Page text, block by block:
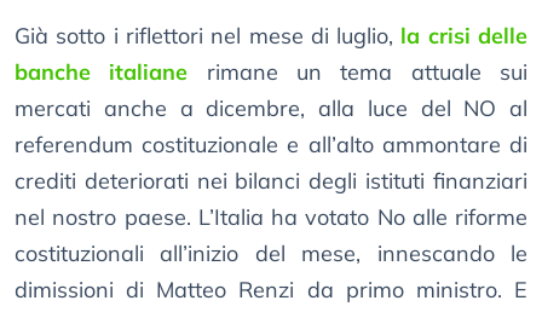
Già sotto i riflettori nel mese di luglio, la crisi delle
banche italiane rimane un tema attuale sui
mercati anche a dicembre, alla luce del NO al
referendum costituzionale e all’alto ammontare di
crediti deteriorati nei bilanci degli istituti finanziari
nel nostro paese. L’Italia ha votato No alle riforme
costituzionali all’inizio del mese, innescando le
dimissioni di Matteo Renzi da primo ministro. E